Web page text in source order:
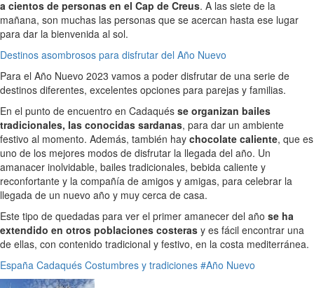
a cientos de personas en el Cap de Creus. A las siete de la
mañana, son muchas las personas que se acercan hasta ese lugar
para dar la bienvenida al sol.
Destinos asombrosos para disfrutar del Año Nuevo
Para el Año Nuevo 2023 vamos a poder disfrutar de una serie de
destinos diferentes, excelentes opciones para parejas y familias.
En el punto de encuentro en Cadaqués se organizan bailes
tradicionales, las conocidas sardanas, para dar un ambiente
festivo al momento. Además, también hay chocolate caliente, que es
uno de los mejores modos de disfrutar la llegada del año. Un
amanacer inolvidable, bailes tradicionales, bebida caliente y
reconfortante y la compañía de amigos y amigas, para celebrar la
llegada de un nuevo año y muy cerca de casa.
Este tipo de quedadas para ver el primer amanecer del año se ha
extendido en otros poblaciones costeras y es fácil encontrar una
de ellas, con contenido tradicional y festivo, en la costa mediterránea.
España Cadaqués Costumbres y tradiciones #Año Nuevo